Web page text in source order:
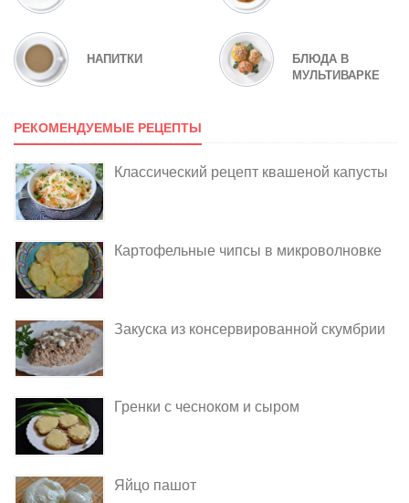
НАПИТКИ
БЛЮДА В
МУЛЬТИВАРКЕ
РЕКОМЕНДУЕМЫЕ РЕЦЕПТЫ
Классический рецепт квашеной капусты
Картофельные чипсы в микроволновке
Закуска из консервированной скумбрии
Гренки с чесноком и сыром
Яйцо пашот